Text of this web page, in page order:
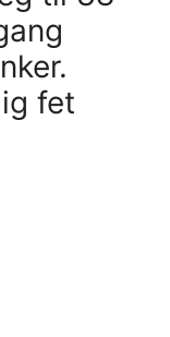
fet